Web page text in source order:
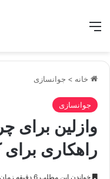
منو
خانه > جوانسازی
جوانسازی
وازلین برای
راهکاری
خواندن این مطلب 6 دقیقه زمان میبرد